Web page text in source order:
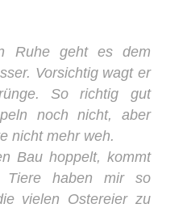
Ruhe geht es dem
Vorsichtig wagt er
So richtig gut
noch nicht, aber
nicht mehr weh.
Bau hoppelt, kommt
Tiere haben mir so
vielen Ostereier zu